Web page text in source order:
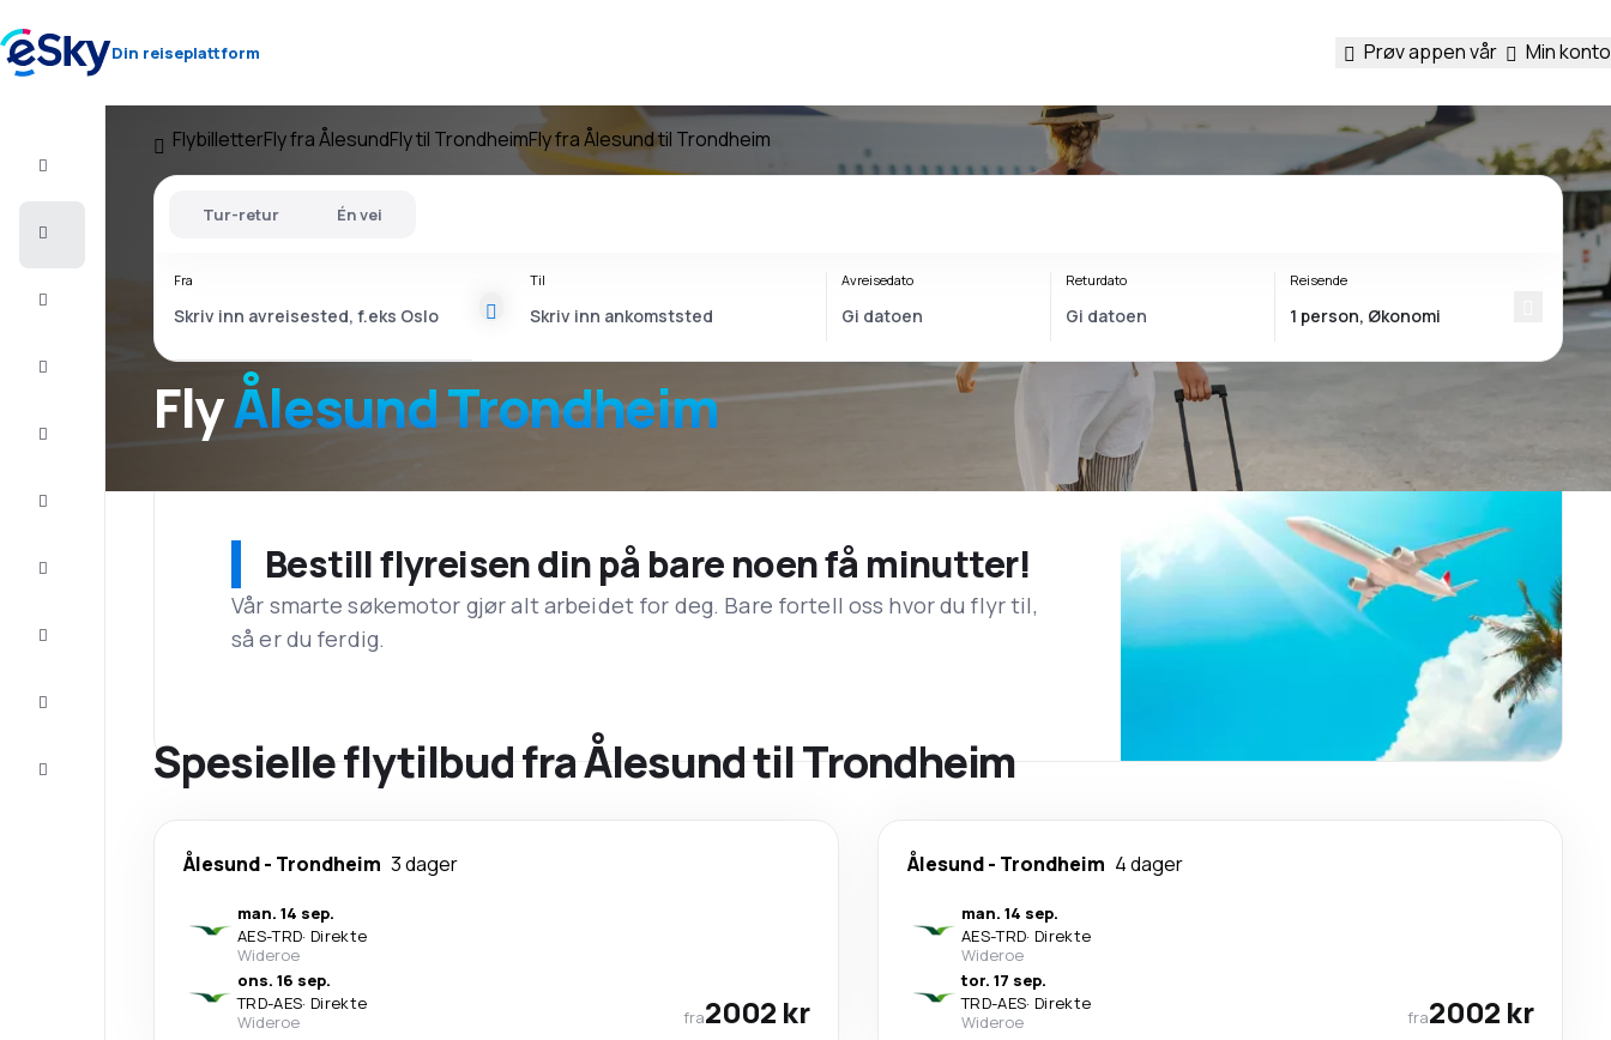
Din reiseplattform Prøv appen vår Min konto
FlybilletterFly fra ÅlesundFly til TrondheimFly fra Ålesund til Trondheim
Fly Ålesund Trondheim
Tur-retur Én vei
Fra Til Avreisedato Returdato Reisende
Bestill flyreisen din på bare noen få minutter!
Vår smarte søkemotor gjør alt arbeidet for deg. Bare fortell oss hvor du flyr til,
så er du ferdig.
Spesielle flytilbud fra Ålesund til Trondheim
Ålesund- Trondheim 3 dager
man. 14 sep.
AES-TRD· Direkte
Wideroe
ons. 16 sep.
TRD-AES· Direkte
Wideroe
fra2002 kr
Ålesund- Trondheim 4 dager
man. 14 sep.
AES-TRD· Direkte
Wideroe
tor. 17 sep.
TRD-AES· Direkte
Wideroe
fra2002 kr